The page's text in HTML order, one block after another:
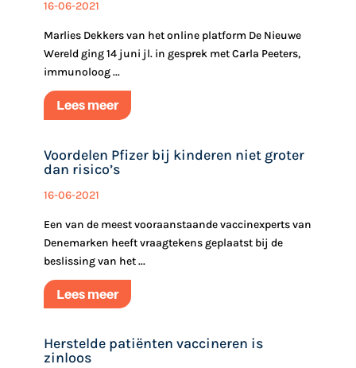
16-06-2021
Marlies Dekkers van het online platform De Nieuwe
Wereld ging 14 juni jl. in gesprek met Carla Peeters,
immunoloog ...
Lees meer
Voordelen Pfizer bij kinderen niet groter
dan risico’s
16-06-2021
Een van de meest vooraanstaande vaccinexperts van
Denemarken heeft vraagtekens geplaatst bij de
beslissing van het ...
Lees meer
Herstelde patiënten vaccineren is
zinloos